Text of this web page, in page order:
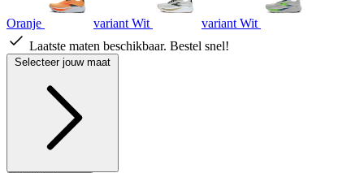
Oranje variant Wit
variant Wit
Laatste maten beschikbaar. Bestel snel!
Selecteer jouw maat